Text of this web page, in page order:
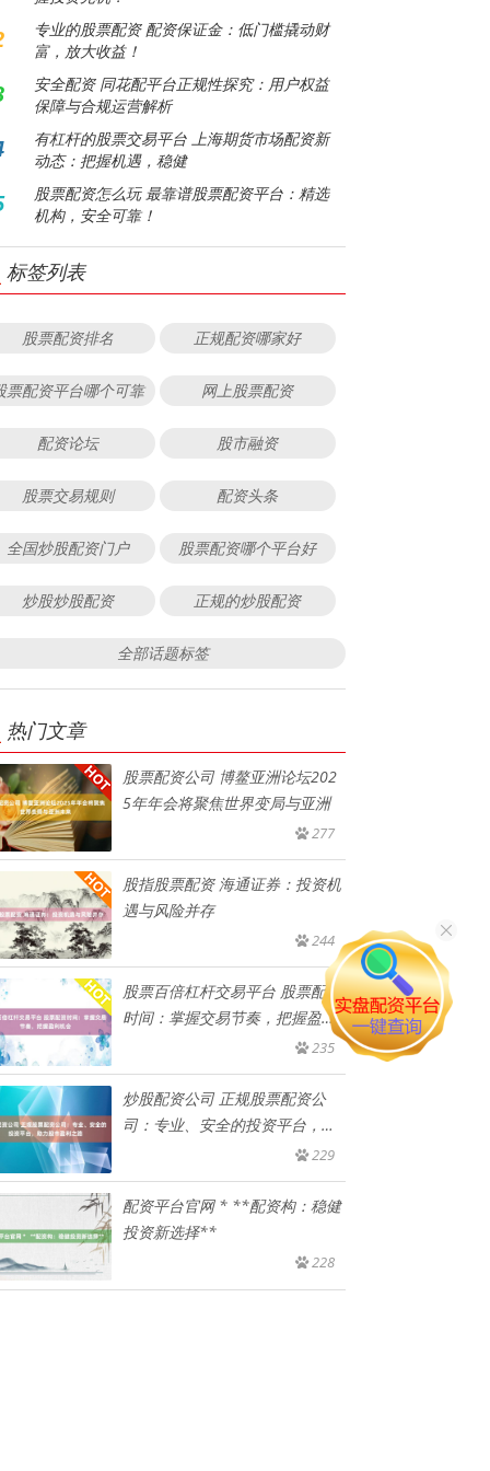
专业的股票配资 配资保证金：低门槛撬动财
富，放大收益！
安全配资 同花配平台正规性探究：用户权益
保障与合规运营解析
有杠杆的股票交易平台 上海期货市场配资新
动态：把握机遇，稳健
股票配资怎么玩 最靠谱股票配资平台：精选
机构，安全可靠！
标签列表
股票配资排名 正规配资哪家好
票配资平台哪个可靠 网上股票配资
配资论坛 股市融资
股票交易规则 配资头条
全国炒股配资门户 股票配资哪个平台好
炒股炒股配资 正规的炒股配资
全部话题标签
热门文章
股票配资公司 博鳌亚洲论坛202
5年年会将聚焦世界变局与亚洲
277
股指股票配资 海通证券：投资机
遇与风险并存
244
股票百倍杠杆交易平台 股票配资
时间：掌握交易节奏，把握盈利
235
炒股配资公司 正规股票配资公
司：专业、安全的投资平台，助
229
配资平台官网 * **配资构：稳健
投资新选择**
228